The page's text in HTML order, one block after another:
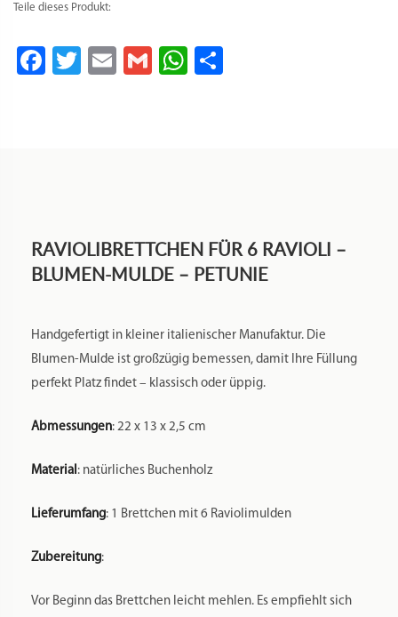
Teile dieses Produkt:
Facebook
Twitter
EmailGmailWhatsApp
RAVIOLIBRETTCHEN FÜR 6 RAVIOLI –
BLUMEN-MULDE – PETUNIE
Handgefertigt in kleiner italienischer Manufaktur. Die
Blumen-Mulde ist großzügig bemessen, damit Ihre Füllung
perfekt Platz findet – klassisch oder üppig.
Abmessungen: 22 x 13 x 2,5 cm
Material : natürliches Buchenholz
Lieferumfang: 1 Brettchen mit 6 Raviolimulden
Zubereitung:
Vor Beginn das Brettchen leicht mehlen. Es empfiehlt sich